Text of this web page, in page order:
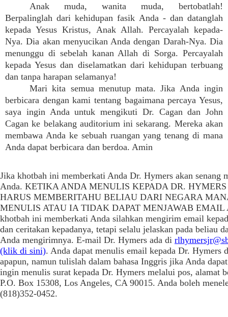
Anak muda, wanita muda, bertobatlah!
Berpalinglah dari kehidupan fasik Anda - dan datanglah
kepada Yesus Kristus, Anak Allah. Percayalah kepada-
Nya. Dia akan menyucikan Anda dengan Darah-Nya. Dia
menunggu di sebelah kanan Allah di Sorga. Percayalah
kepada Yesus dan diselamatkan dari kehidupan terbuang
dan tanpa harapan selamanya!
Mari kita semua menutup mata. Jika Anda ingin
berbicara dengan kami tentang bagaimana percaya Yesus,
saya ingin Anda untuk mengikuti Dr. Cagan dan John
Cagan ke belakang auditorium ini sekarang. Mereka akan
membawa Anda ke sebuah ruangan yang tenang di mana
Anda dapat berbicara dan berdoa. Amin
Jika khotbah ini memberkati Anda Dr. Hymers akan senang
Anda. KETIKA ANDA MENULIS KEPADA DR.
HARUS MEMBERITAHU BELIAU DARI NEGARA
MENULIS ATAU IA TIDAK DAPAT MENJAWAB EMAIL
khotbah ini memberkati Anda silahkan mengirim email
dan ceritakan kepadanya, tetapi selalu jelaskan pada beliau
Anda mengirimnya. E-mail Dr. Hymers ada di
(klik di sini). Anda dapat menulis email kepada Dr. Hymers
apapun, namun tulislah dalam bahasa Inggris jika Anda
ingin menulis surat kepada Dr. Hymers melalui pos, alamat
P.O. Box 15308, Los Angeles, CA 90015. Anda boleh
(818)352-0452.